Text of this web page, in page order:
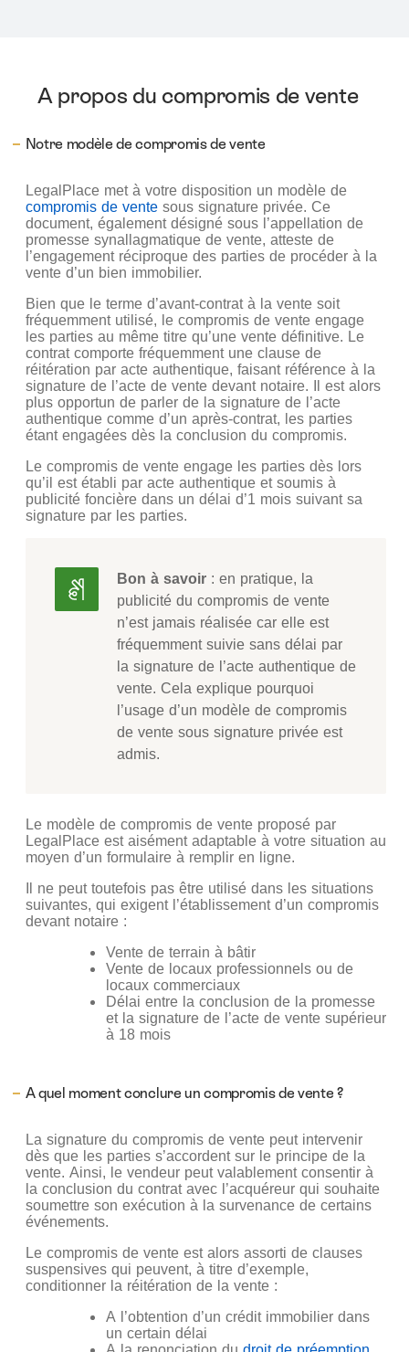
A propos du compromis de vente
Notre modèle de compromis de vente
LegalPlace met à votre disposition un modèle de
compromis de ventesous signature privée. Ce
document, également désigné sous l’appellation de
promesse synallagmatique de vente, atteste de
l’engagement réciproque des parties de procéder à la
vente d’un bien immobilier.
Bien que le terme d’avant-contrat à la vente soit
fréquemment utilisé, le compromis de vente engage
les parties au même titre qu’une vente définitive. Le
contrat comporte fréquemment une clause de
réitération par acte authentique, faisant référence à la
signature de l’acte de vente devant notaire. Il est alors
plus opportun de parler de la signature de l’acte
authentique comme d’un après-contrat, les parties
étant engagées dès la conclusion du compromis.
Le compromis de vente engage les parties dès lors
qu’il est établi par acte authentique et soumis à
publicité foncière dans un délai d’1 mois suivant sa
signature par les parties.
Bon à savoir: en pratique, la
publicité du compromis de vente
n’est jamais réalisée car elle est
fréquemment suivie sans délai par
la signature de l’acte authentique de
vente. Cela explique pourquoi
l’usage d’un modèle de compromis
de vente sous signature privée est
admis.
Le modèle de compromis de vente proposé par
LegalPlace est aisément adaptable à votre situation au
moyen d’un formulaire à remplir en ligne.
Il ne peut toutefois pas être utilisé dans les situations
suivantes, qui exigent l’établissement d’un compromis
devant notaire :
Vente de terrain à bâtir
Vente de locaux professionnels ou de
locaux commerciaux
Délai entre la conclusion de la promesse
et la signature de l’acte de vente supérieur
à 18 mois
A quel moment conclure un compromis de vente ?
La signature du compromis de vente peut intervenir
dès que les parties s’accordent sur le principe de la
vente. Ainsi, le vendeur peut valablement consentir à
la conclusion du contrat avec l’acquéreur qui souhaite
soumettre son exécution à la survenance de certains
événements.
Le compromis de vente est alors assorti de clauses
suspensives qui peuvent, à titre d’exemple,
conditionner la réitération de la vente :
A l’obtention d’un crédit immobilier dans
un certain délai